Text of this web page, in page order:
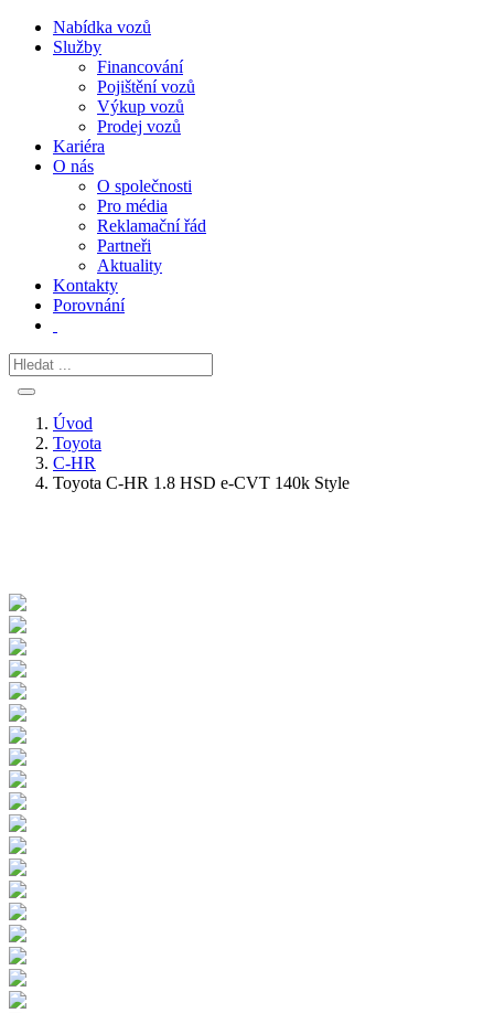
Nabídka vozů
Služby
Financování
Pojištění vozů
Výkup vozů
Prodej vozů
Kariéra
O nás
O společnosti
Pro média
Reklamační řád
Partneři
Aktuality
Kontakty
Porovnání
Úvod
Toyota
C-HR
Toyota C-HR 1.8 HSD e-CVT 140k Style